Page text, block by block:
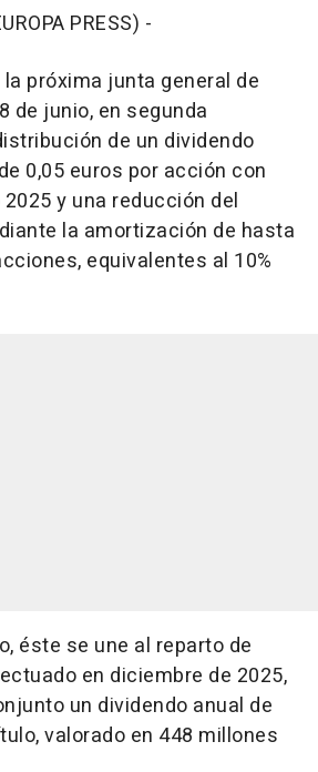
PRESS) -
la próxima junta general de
de junio, en segunda
de un dividendo
0,05 euros por acción con
y una reducción del
la amortización de hasta
equivalentes al 10%
éste se une al reparto de
en diciembre de 2025,
un dividendo anual de
valorado en 448 millones